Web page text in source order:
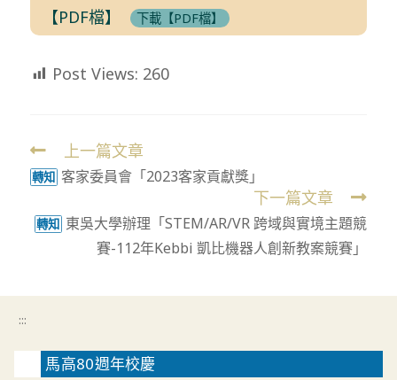
【PDF檔】
下載【PDF檔】
Post Views: 260
Read
more
上一篇文章
轉知 客家委員會「2023客家貢獻獎」
下一篇文章
轉知 東吳大學辦理「STEM/AR/VR 跨域與實境主題競
賽-112年Kebbi 凱比機器人創新教案競賽」
:::
馬高80週年校慶